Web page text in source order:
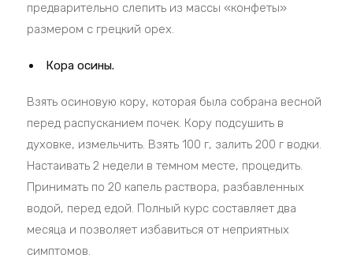
предварительно слепить из массы «конфеты»
размером с грецкий орех.
Кора осины.
Взять осиновую кору, которая была собрана весной
перед распусканием почек. Кору подсушить в
духовке, измельчить. Взять 100 г, залить 200 г водки.
Настаивать 2 недели в темном месте, процедить.
Принимать по 20 капель раствора, разбавленных
водой, перед едой. Полный курс составляет два
месяца и позволяет избавиться от неприятных
симптомов.